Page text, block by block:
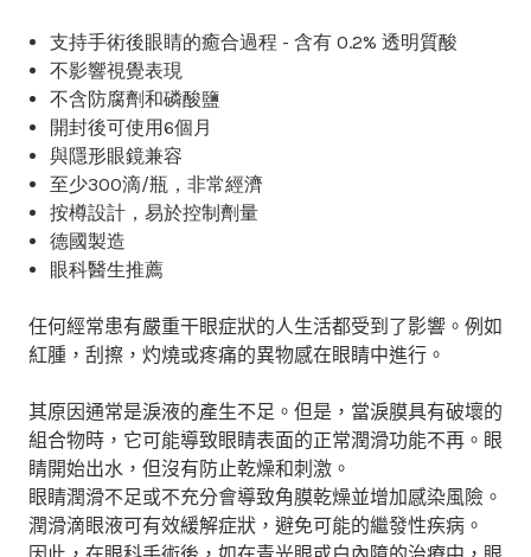
支持手術後眼睛的癒合過程 - 含有 0.2% 透明質酸
不影響視覺表現
不含防腐劑和磷酸鹽
開封後可使用6個月
與隱形眼鏡兼容
至少300滴/瓶，非常經濟
按樽設計，易於控制劑量
德國製造
眼科醫生推薦
任何經常患有嚴重干眼症狀的人生活都受到了影響。例如
紅腫，刮擦，灼燒或疼痛的異物感在眼睛中進行。
其原因通常是淚液的產生不足。但是，當淚膜具有破壞的
組合物時，它可能導致眼睛表面的正常潤滑功能不再。眼
睛開始出水，但沒有防止乾燥和刺激。
眼睛潤滑不足或不充分會導致角膜乾燥並增加感染風險。
潤滑滴眼液可有效緩解症狀，避免可能的繼發性疾病。